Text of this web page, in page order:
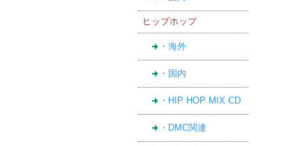
ヒップホップ
・海外
・国内
・HIP HOP MIX CD
・DMC関連